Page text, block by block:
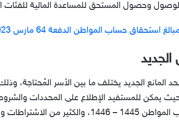
وحصول المستحق للمساعدة المالية للفئات
حساب المواطن الدفعة 64 مارس 2023
المانع الجديد يختلف ما بين الأسر المُحتاجة،
ريال سعودي، حيث يمكن للمستفيد الإطلاع على
والمُحددات الأخرى.